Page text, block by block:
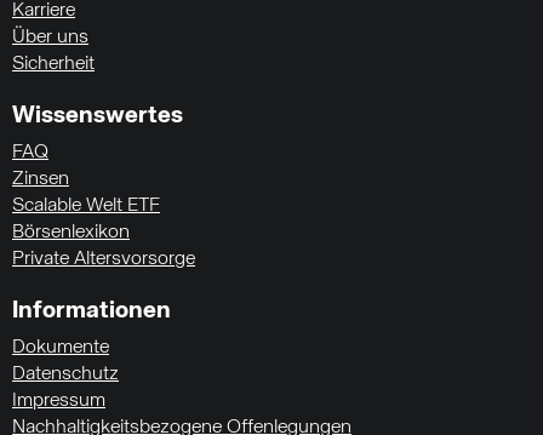
Karriere
Über uns
Sicherheit
Wissenswertes
FAQ
Zinsen
Scalable Welt ETF
Börsenlexikon
Private Altersvorsorge
Informationen
Dokumente
Datenschutz
Impressum
Nachhaltigkeitsbezogene Offenlegungen